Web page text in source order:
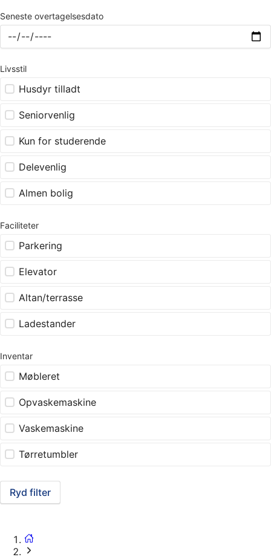
Seneste overtagelsesdato
Livsstil
Husdyr tilladt
Seniorvenlig
Kun for studerende
Delevenlig
Almen bolig
Faciliteter
Parkering
Elevator
Altan/terrasse
Ladestander
Inventar
Møbleret
Opvaskemaskine
Vaskemaskine
Tørretumbler
Ryd filter